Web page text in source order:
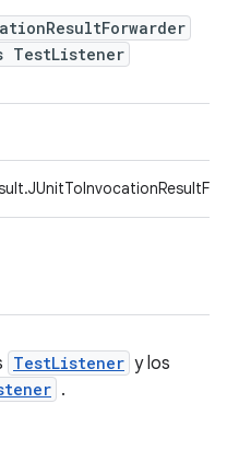
TestListener
TestListener y los
.